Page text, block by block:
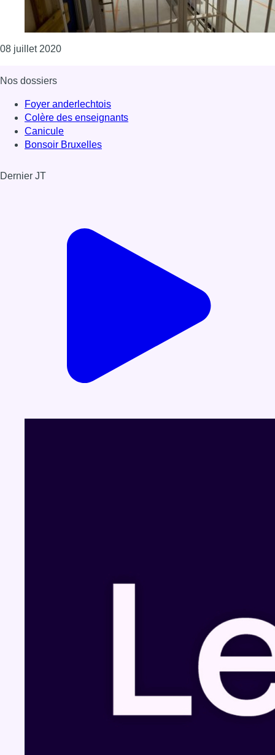
08 juillet 2020Consulter l'article "La ligne téléphonique
Nos dossiers
Foyer anderlechtois
Colère des enseignants
Canicule
Bonsoir Bruxelles
Dernier JT